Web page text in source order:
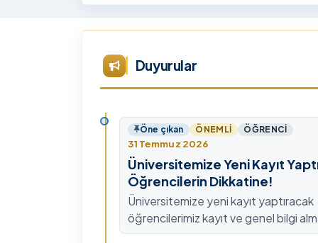
Duyurular
Öne çıkan ÖNEMLI ÖĞRENCI
31 Temmuz 2026
Üniversitemize Yeni Kayıt
Öğrencilerin Dikkatine!
Üniversitemize yeni kayıt yaptıracak
öğrencilerimiz kayıt ve genel bilgi
0478 211 75 75 Dahili: 1913 nolu